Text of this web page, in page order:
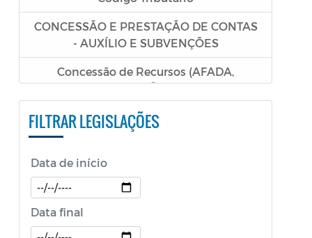
CONCESSÃO E PRESTAÇÃO DE CONTAS
- AUXÍLIO E SUBVENÇÕES
Concessão de Recursos (AFADA,
PESTALOZZI e SÃO BENEDITO)
Constituição Federal
Decretos SEPOL
Decretos Sobre o Coronavírus COVID-19
FILTRAR LEGISLAÇÕES
Data de início
Data final